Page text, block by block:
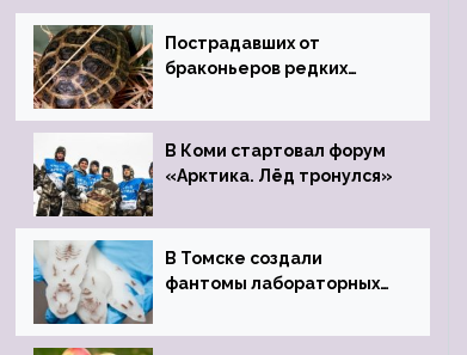
Пострадавших от
браконьеров редких
Ростовский зоопарк
В Коми стартовал форум
«Арктика. Лёд тронулся»
В Томске создали
фантомы лабораторных